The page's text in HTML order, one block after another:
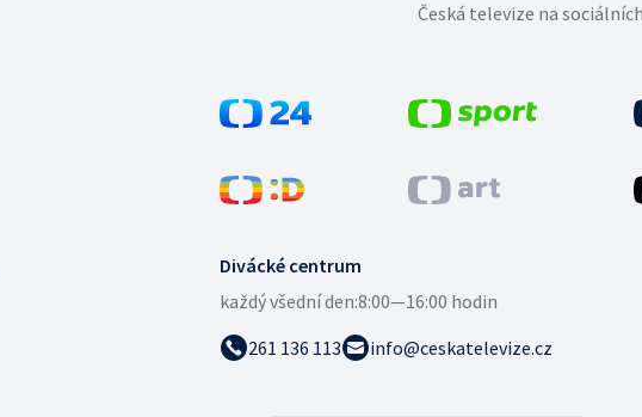
Divácké centrum
každý všední den:8:00—16:00 hodin
261 136 113
info@ceskatelevize.cz
Česká televize na